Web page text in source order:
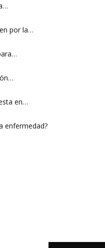
por la…
en…
enfermedad?